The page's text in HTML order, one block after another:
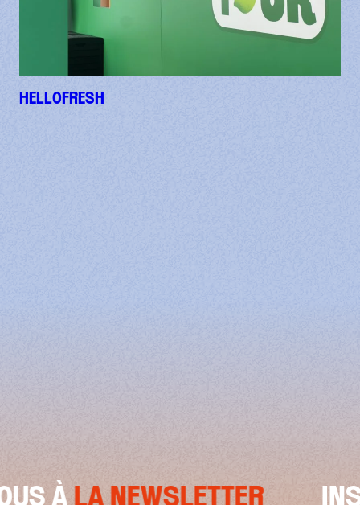
HELLOFRESH
ÀLA NEWSLETTER